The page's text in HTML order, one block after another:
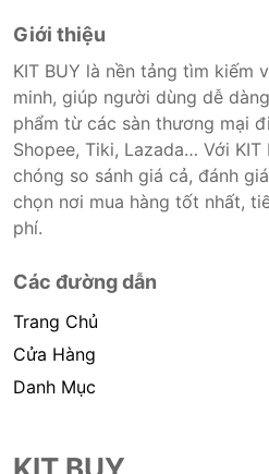
Giới thiệu
KIT BUY là nền tảng tìm kiếm
minh, giúp người dùng dễ
phẩm từ các sàn thương mại
Shopee, Tiki, Lazada… Với KIT
chóng so sánh giá cả, đánh
chọn nơi mua hàng tốt nhất,
phí.
Các đường dẫn
Trang Chủ
Cửa Hàng
Danh Mục